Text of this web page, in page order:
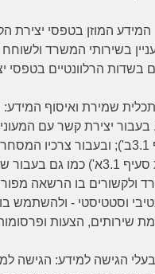
המידע המוזן בטפסי יצירת
בשירותי המשרד
בשדות הרלוונטיים בטפסי
תכלית שמירת ואיסוף המידע:
בעבור יצירת קשר עם
סעיף 3.1ב'); ובעבור צרכיו
תחת סעיף 3.1א') כמו
ולקשורים בו הרשאה
וסטטיסטי - ולהשתמש
שירותים, הצעות
בעלי הגישה למידע: הגישה